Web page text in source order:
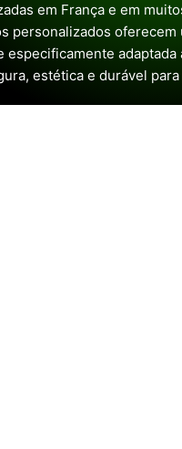
em França e em
personalizados
especificamente
estética e durável